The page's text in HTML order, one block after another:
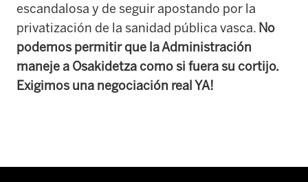
escandalosa y de seguir apostando por la
privatización de la sanidad pública vasca. No
podemos permitir que la Administración
maneje a Osakidetza como si fuera su cortijo.
Exigimos una negociación real YA!